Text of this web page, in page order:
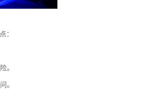
：
。
。